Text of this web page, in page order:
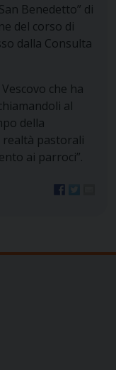
Benedetto” di
del corso di
dalla Consulta
che ha
al
della
pastorali
ai parroci”.